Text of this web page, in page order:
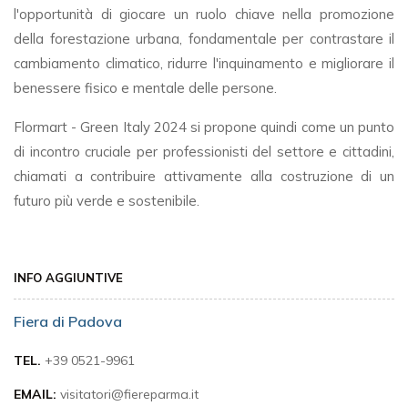
l'opportunità di giocare un ruolo chiave nella promozione
della forestazione urbana, fondamentale per contrastare il
cambiamento climatico, ridurre l'inquinamento e migliorare il
benessere fisico e mentale delle persone.
Flormart - Green Italy 2024 si propone quindi come un punto
di incontro cruciale per professionisti del settore e cittadini,
chiamati a contribuire attivamente alla costruzione di un
futuro più verde e sostenibile.
INFO AGGIUNTIVE
Fiera di Padova
TEL. +39 0521-9961
EMAIL: visitatori@fiereparma.it